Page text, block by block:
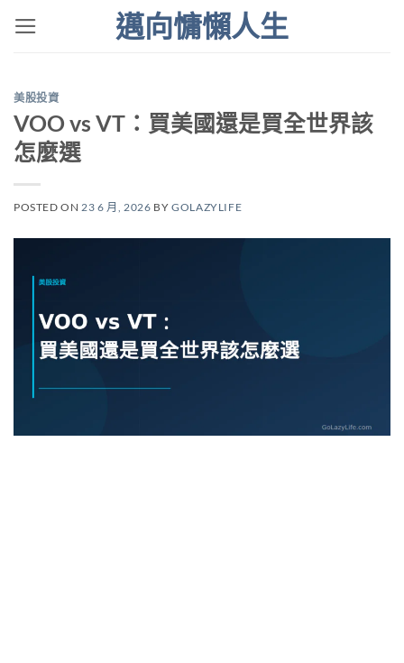
邁向慵懶人生
美股投資
VOO vs VT：買美國還是買全世界該
怎麼選
POSTED ON23 6 月, 2026 BYGOLAZYLIFE